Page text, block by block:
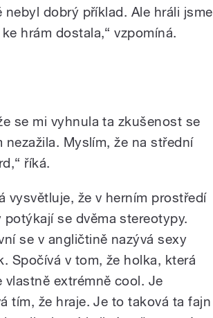
dobrý příklad. Ale hráli jsme
hrám dostala,“ vzpomíná.
se mi vyhnula ta zkušenost se
Myslím, že na střední
říká.
vysvětluje, že v herním prostředí
potýkají se dvěma stereotypy.
se v angličtině nazývá sexy
Spočívá v tom, že holka, která
vlastně extrémně cool. Je
tím, že hraje. Je to taková ta fajn